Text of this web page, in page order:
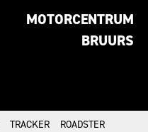
MOTORCENTRUM
BRUURS
TRACKER
ROADSTER